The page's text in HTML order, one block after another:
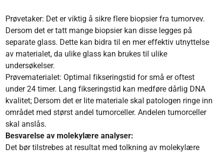
Prøvetaker: Det er viktig å sikre flere biopsier fra tumorvev.
Dersom det er tatt mange biopsier kan disse legges på
separate glass. Dette kan bidra til en mer effektiv utnyttelse
av materialet, da ulike glass kan brukes til ulike
undersøkelser.
Prøvematerialet: Optimal fikseringstid for små er oftest
under 24 timer. Lang fikseringstid kan medføre dårlig DNA
kvalitet; Dersom det er lite materiale skal patologen ringe inn
området med størst andel tumorceller. Andelen tumorceller
skal anslås.
Besvarelse av molekylære analyser:
Det bør tilstrebes at resultat med tolkning av molekylære